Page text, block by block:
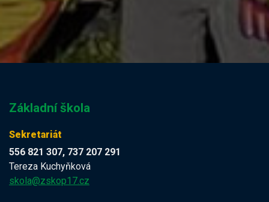
Základní škola
Sekretariát
556 821 307, 737 207 291
Tereza Kuchyňková
skola@zskop17.cz